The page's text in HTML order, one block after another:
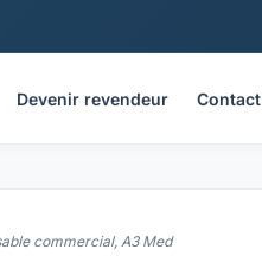
Devenir revendeur Contact
commercial, A3 Med